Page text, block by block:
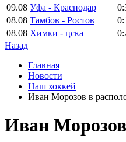
09.08 Уфа - Краснодар
08.08 Тамбов - Ростов
08.08 Химки - цска
Назад
Главная
Новости
Наш хоккей
Иван Морозов в
Иван